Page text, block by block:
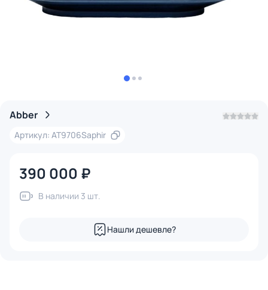
Abber
Артикул: AT9706Saphir
390 000 ₽
В наличии 3 шт.
Нашли дешевле?